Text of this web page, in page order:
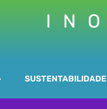
SUSTENTABILIDADE